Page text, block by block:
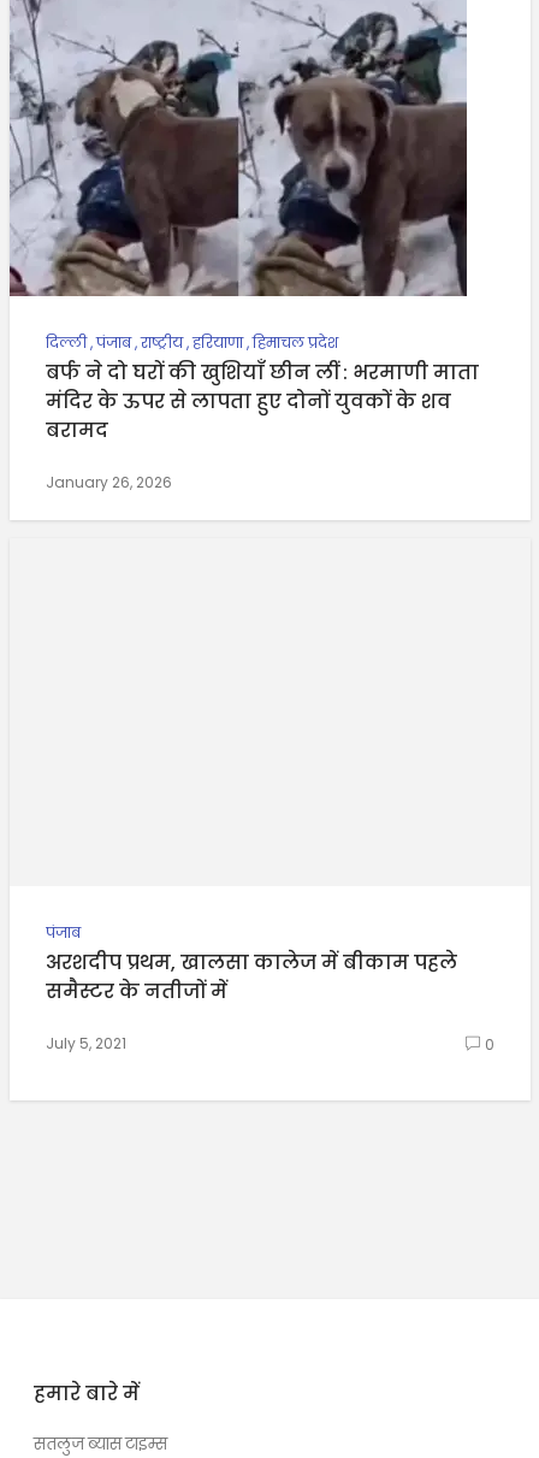
दिल्ली,पंजाब,राष्ट्रीय,हरियाणा,हिमाचल प्रदेश
बर्फ ने दो घरों की खुशियाँ छीन लीं : भरमाणी माता
मंदिर के ऊपर से लापता हुए दोनों युवकों के शव
बरामद
January 26, 2026
पंजाब
अरशदीप प्रथम, खालसा कालेज में बीकाम पहले
समैस्टर के नतीजों में
July 5, 2021 0
हमारे बारे में
सतलुज ब्यास टाइम्स